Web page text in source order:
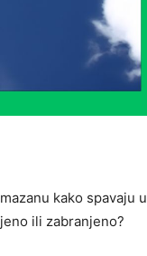
kako spavaju u
ili zabranjeno?